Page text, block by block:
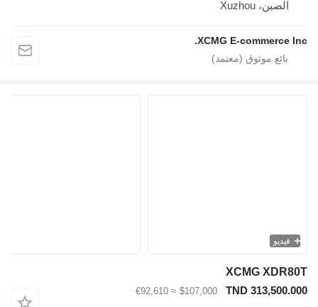
XCMG E-
XCMG
TND
$107,000
≈ €92,610